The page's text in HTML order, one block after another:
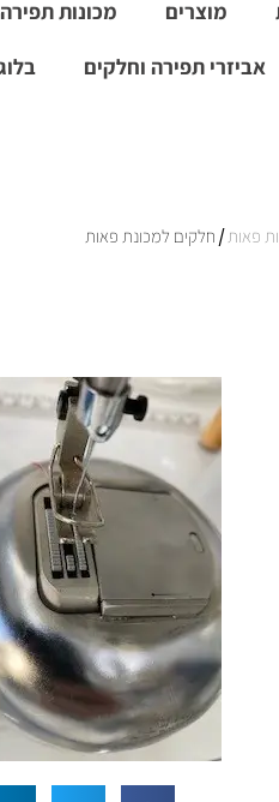
מוצרים מכונות
אביזרי תפירה וחלקים
פאות/ חלקים למכונת פאות